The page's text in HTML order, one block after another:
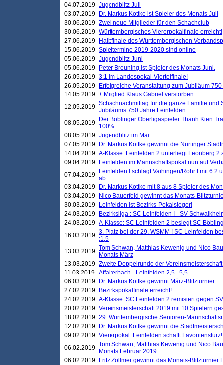
04.07.2019 Jugendblitz Juli
03.07.2019
Dr. Markus Kottke ist Spieler des Monats Juli
30.06.2019 Zwei neue Mitglieder für den Schachclub
30.06.2019 Württembergisches Viererpokalfinale erreicht!
27.06.2019
Halbfinale des Württembergischen
15.06.2019 Spieltermine 2019-2020 sind online
05.06.2019 Jugendblitz Juni
05.06.2019
Peter Breuning ist Spieler des Monats Juni.
26.05.2019 3:1 im Landespokal-Viertelfinale!
26.05.2019
Erfolgreiche Veranstaltung zum Jubiläum
14.05.2019 + Mitglied Klaus Gabriel verstorben +
12.05.2019 Schachnachmittag für die ganze Familie und
Jubiläums 750 Jahre Leinfelden
08.05.2019
Der Böblinger Oberligaspieler Thanh Kien
100%
08.05.2019 Jugendblitz im Mai
07.05.2019
Dr. Markus Kottke gewinnt die Nürtinger
14.04.2019 A-Klasse: Leinfelden 2 unterliegt Leonberg 2
09.04.2019
Leinfelden im Mannschaftspokal nun auf
07.04.2019
Leinfelden I schlägt Vaihingen/Rohr I mit 6:2
ab
03.04.2019
Dr. Markus Kottke mit 8 aus 8 Spieler des
03.04.2019
Nico Bauerfeld gewinnt das Monats-
30.03.2019
Leinfelden ist Bezirks-Pokalsieger!
24.03.2019
Bezirksliga : SC Leinfelden I - SV
24.03.2019 A-Klasse: SC Leinfelden 2 besiegt SC
16.03.2019 3. Platz bei der 29. WSMM ! SC Leinfelden
:1,5
13.03.2019 Tom Schwan, Matthias Kewenig und Nico
Monats März
13.03.2019 Zweite Doppelrunde der
11.03.2019 Affalterbach - Leinfelden 2,5 . 5,5
06.03.2019
Dr. Markus Kottke gewinnt März-Blitzturnier
27.02.2019
Bezirkspokalfinale erreicht!
24.02.2019 A-Klasse: SC Leinfelden 2 remisiert gegen
20.02.2019 Vereinsmeisterschaft 2019 mit 10 Spielern
18.02.2019 29. Württembergische Senioren-
12.02.2019
Dr. Markus Kottke gewinnt die
09.02.2019 Viererpokal: Leinfelden schafft Favoritensturz!
06.02.2019 Tom Schwan, Matthias Kewenig und Nico
Monats Februar 2019
06.02.2019
Fritz Zöllmer gewinnt das Monats-Blitzturnier